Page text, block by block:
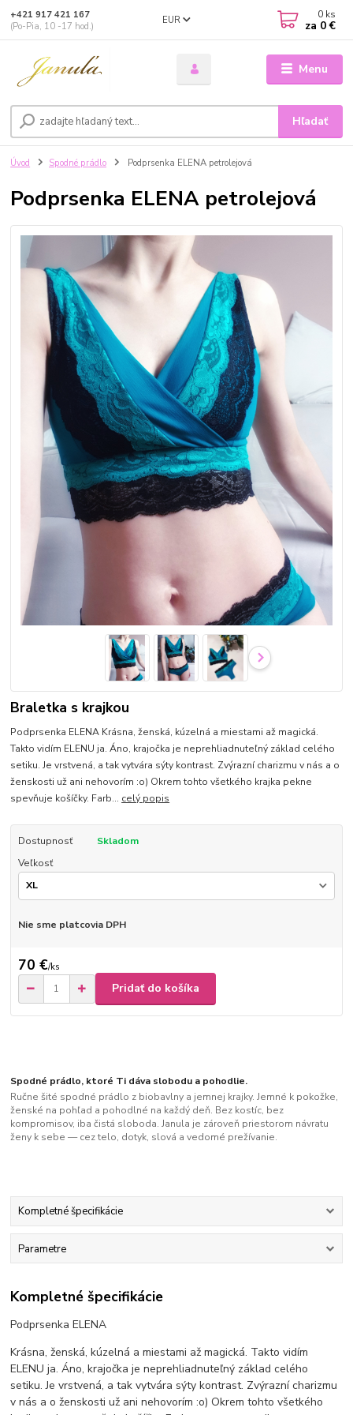
Menu
EUR
Hľadať
+421 917 421 167
(Po-Pia, 10 -17 hod.)
0 ks
za 0 €
Úvod Spodné prádlo Podprsenka ELENA petrolejová
Podprsenka ELENA petrolejová
Braletka s krajkou
Podprsenka ELENA Krásna, ženská, kúzelná a miestami až magická.
Takto vidím ELENU ja. Áno, krajočka je neprehliadnuteľný základ celého
setiku. Je vrstvená, a tak vytvára sýty kontrast. Zvýrazní charizmu v nás a o
ženskosti už ani nehovorím :o) Okrem tohto všetkého krajka pekne
spevňuje košíčky. Farb... celý popis
Dostupnosť
Skladom
Veľkosť
Nie sme platcovia DPH
70 €/ks
Pridať do košíka
Spodné prádlo, ktoré Ti dáva slobodu a pohodlie.
Ručne šité spodné prádlo z biobavlny a jemnej krajky. Jemné k pokožke,
ženské na pohľad a pohodlné na každý deň. Bez kostíc, bez
kompromisov, iba čistá sloboda. Janula je zároveň priestorom návratu
ženy k sebe — cez telo, dotyk, slová a vedomé prežívanie.
Kompletné špecifikácie
Parametre
Kompletné špecifikácie
Podprsenka ELENA
Krásna, ženská, kúzelná a miestami až magická. Takto vidím
ELENU ja. Áno, krajočka je neprehliadnuteľný základ celého
setiku. Je vrstvená, a tak vytvára sýty kontrast. Zvýrazní charizmu
v nás a o ženskosti už ani nehovorím :o) Okrem tohto všetkého